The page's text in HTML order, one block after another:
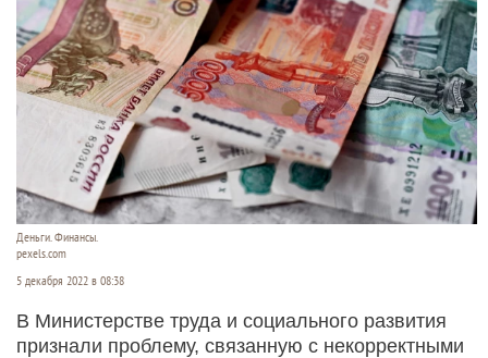
Деньги. Финансы.
pexels.com
5 декабря 2022 в 08:38
В Министерстве труда и социального развития
признали проблему, связанную с некорректными